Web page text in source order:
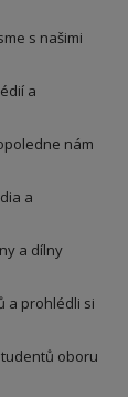
s našimi
a
nám
a
a dílny
a prohlédli si
oboru